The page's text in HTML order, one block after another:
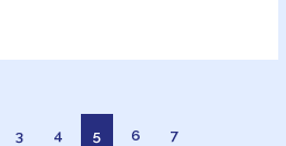
3 4 5 6 7